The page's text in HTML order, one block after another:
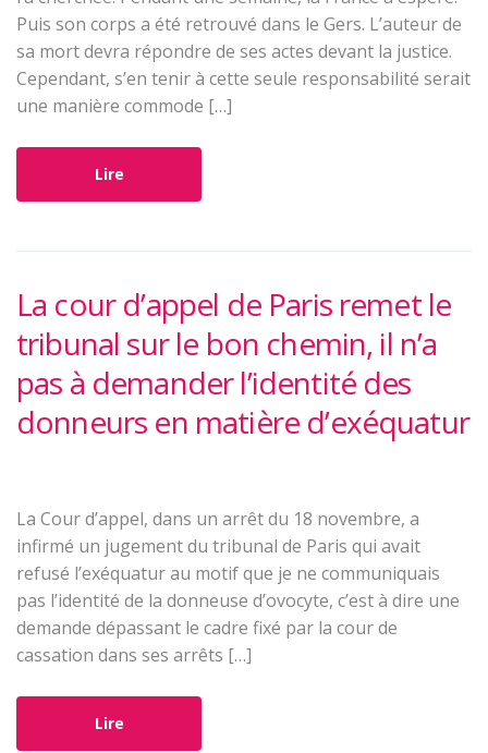
Puis son corps a été retrouvé dans le Gers. L’auteur de
sa mort devra répondre de ses actes devant la justice.
Cependant, s’en tenir à cette seule responsabilité serait
une manière commode […]
Lire
La cour d’appel de Paris remet le
tribunal sur le bon chemin, il n’a
pas à demander l’identité des
donneurs en matière d’exéquatur
La Cour d’appel, dans un arrêt du 18 novembre, a
infirmé un jugement du tribunal de Paris qui avait
refusé l’exéquatur au motif que je ne communiquais
pas l’identité de la donneuse d’ovocyte, c’est à dire une
demande dépassant le cadre fixé par la cour de
cassation dans ses arrêts […]
Lire